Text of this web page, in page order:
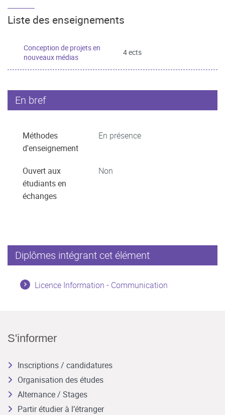
Liste des enseignements
Conception de projets en
nouveaux médias
4 ects
En bref
Méthodes
d'enseignement
En présence
Ouvert aux
étudiants en
échanges
Non
Diplômes intégrant cet élément
Licence Information - Communication
S'informer
Inscriptions / candidatures
Organisation des études
Alternance / Stages
Partir étudier à l’étranger